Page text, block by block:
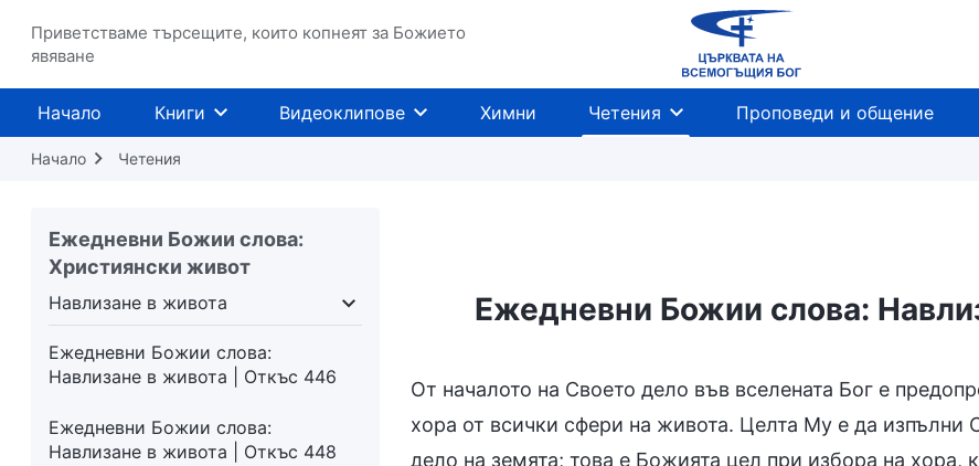
Приветстваме търсещите, които копнеят за Божието
явяване
Начало Книги Видеоклипове Химни Четения Проповеди и общение
Начало Четения
Ежедневни Божии слова:
Християнски живот
Навлизане в живота
Навлизане в живота Предназначения и изход
Ежедневни Божии слова:
Ежедневни Божии слова:
Навлизане в живота | Откъс 443
Навлизане в живота | Откъс 444
Ежедневни Божии слова:
Навлизане в живота | Откъс 445
Ежедневни Божии слова:
Навлизане в живота | Откъс 446
Ежедневни Божии слова:
Навлизане в живота | Откъс 448
Ежедневни Божии слова:
От началото на Своето дело във вселената Бог е
хора от всички сфери на живота. Целта Му е да
дело на земята; това е Божията цел при избора на